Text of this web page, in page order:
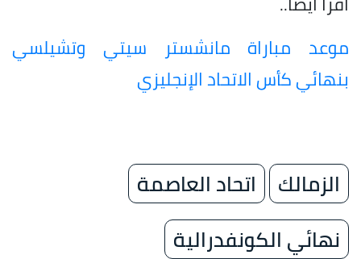
موعد مباراة مانشستر سيتي وتشيلسي
بنهائي كأس الاتحاد الإنجليزي
الزمالك
اتحاد العاصمة
نهائي الكونفدرالية